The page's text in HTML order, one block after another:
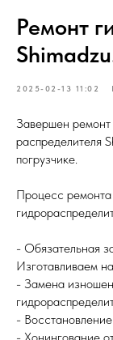
Ремонт
2025-02-13 11:02
Завершен ремонт
распределителя
погрузчике.
Процесс ремонта
- Обязательная
Изготавливаем
- Замена
-